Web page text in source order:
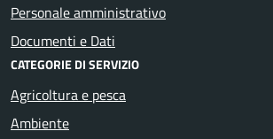
Personale amministrativo
Documenti e Dati
CATEGORIE DI SERVIZIO
Agricoltura e pesca
Ambiente